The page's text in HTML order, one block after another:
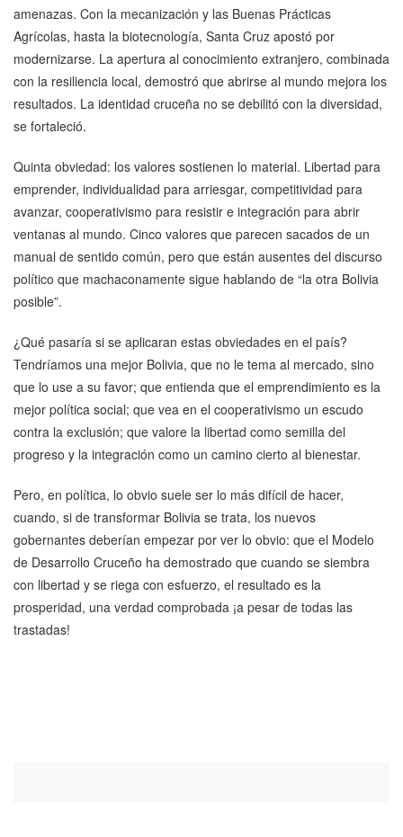
amenazas. Con la mecanización y las Buenas Prácticas
Agrícolas, hasta la biotecnología, Santa Cruz apostó por
modernizarse. La apertura al conocimiento extranjero, combinada
con la resiliencia local, demostró que abrirse al mundo mejora los
resultados. La identidad cruceña no se debilitó con la diversidad,
se fortaleció.
Quinta obviedad: los valores sostienen lo material. Libertad para
emprender, individualidad para arriesgar, competitividad para
avanzar, cooperativismo para resistir e integración para abrir
ventanas al mundo. Cinco valores que parecen sacados de un
manual de sentido común, pero que están ausentes del discurso
político que machaconamente sigue hablando de “la otra Bolivia
posible”.
¿Qué pasaría si se aplicaran estas obviedades en el país?
Tendríamos una mejor Bolivia, que no le tema al mercado, sino
que lo use a su favor; que entienda que el emprendimiento es la
mejor política social; que vea en el cooperativismo un escudo
contra la exclusión; que valore la libertad como semilla del
progreso y la integración como un camino cierto al bienestar.
Pero, en política, lo obvio suele ser lo más difícil de hacer,
cuando, si de transformar Bolivia se trata, los nuevos
gobernantes deberían empezar por ver lo obvio: que el Modelo
de Desarrollo Cruceño ha demostrado que cuando se siembra
con libertad y se riega con esfuerzo, el resultado es la
prosperidad, una verdad comprobada ¡a pesar de todas las
trastadas!